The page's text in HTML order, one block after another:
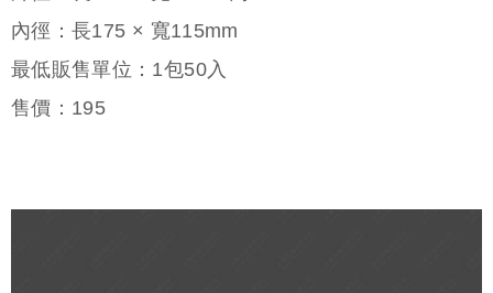
內徑：長175 × 寬115mm
最低販售單位：1包50入
售價： 195